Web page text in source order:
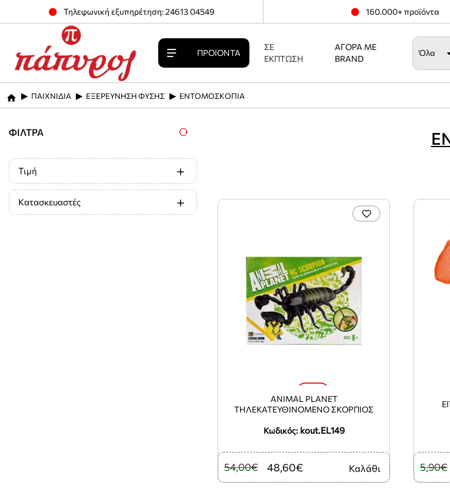
Τηλεφωνική εξυπηρέτηση: 24613 04549 160.000+ προϊόντα
ΠΡΟΪΌΝΤΑ
ΣΕ
ΈΚΠΤΩΣΗ
ΑΓΟΡΆ ΜΕ
BRAND
Όλα
home
ΠΑΙΧΝΙΔΙΑ ΕΞΕΡΕΥΝΗΣΗ ΦΥΣΗΣ ΕΝΤΟΜΟΣΚΟΠΙΑ
ΦΊΛΤΡΑ
Τιμή
Κατασκευαστές
Κωδικός: kout.EL149
ANIMAL PLANET
ΤΗΛΕΚΑΤΕΥΘΙΝΟΜΕΝΟ ΣΚΟΡΠΙΟΣ
48,60€
54,00€ Καλάθι 5,90€